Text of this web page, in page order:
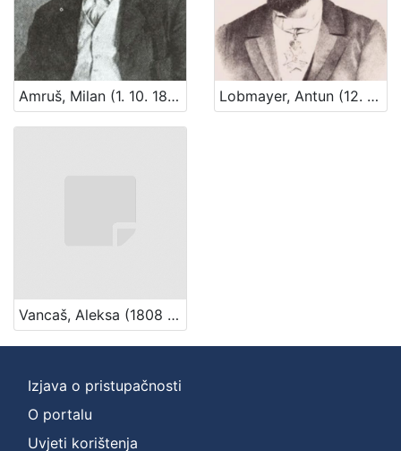
Amruš, Milan (1. 10. 1848. – 26. 05. 1919.) Lobmayer, Antun (12. 08. 1844. – 21. 03. 1906.)
Vancaš, Aleksa (1808 – 28. 04. 1884)
Izjava o pristupačnosti
O portalu
Uvjeti korištenja